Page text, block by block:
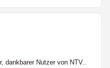
dankbarer Nutzer von NTV..